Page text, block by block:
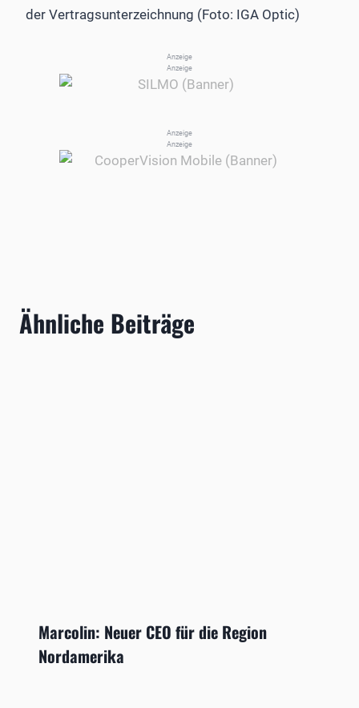
der Vertragsunterzeichnung (Foto: IGA Optic)
Anzeige
Anzeige
Anzeige
Anzeige
Ähnliche Beiträge
Marcolin: Neuer CEO für die Region
Nordamerika